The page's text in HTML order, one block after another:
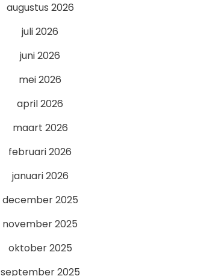
augustus 2026
juli 2026
juni 2026
mei 2026
april 2026
maart 2026
februari 2026
januari 2026
december 2025
november 2025
oktober 2025
september 2025